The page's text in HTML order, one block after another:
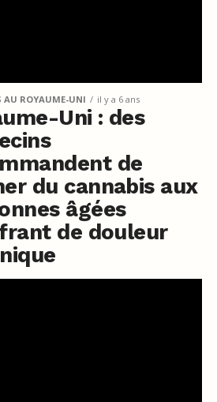
AU ROYAUME-UNI il y a 6 ans
Uni : des
de
du cannabis aux
âgées
de douleur